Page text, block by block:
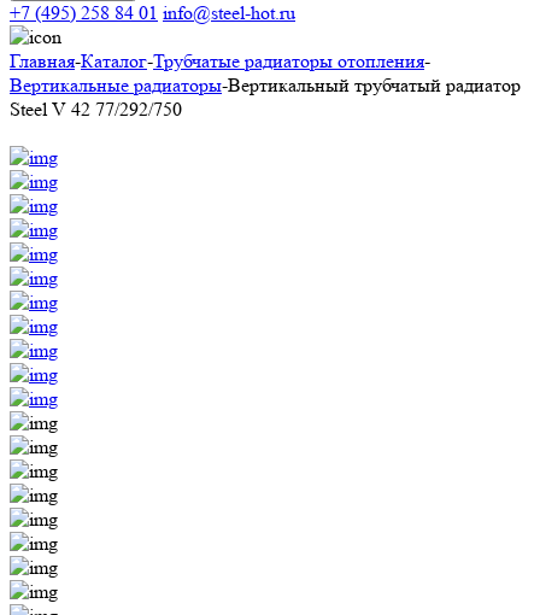
+7 (495) 258 84 01 info@steel-hot.ru
Главная-Каталог-Трубчатые радиаторы отопления-
Вертикальные радиаторы-Вертикальный трубчатый радиатор
Steel V 42 77/292/750